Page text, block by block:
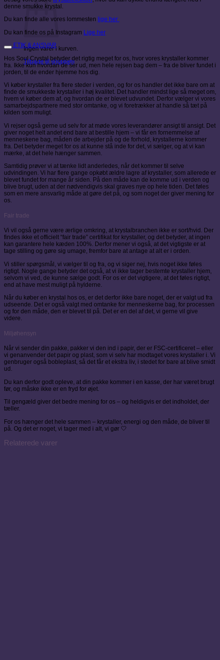
Ingen varer i kurven.
Tilbage til shoppen
denne smukke krystal.
Du kan finde alle vores lommesten lige her
Du kan finde os på Instagram Lige her
ETIK & ANSVAR
Hos Soul Crystal betyder det rigtig meget for os, hvor vores krystaller kommer
fra. Ikke kun hvordan de ser ud, men hele rejsen bag dem – fra de bliver fundet i
jorden, til de ender hjemme hos dig.
Vi køber krystaller fra flere steder i verden, og for os handler det ikke bare om at
finde de smukkeste krystaller i høj kvalitet. Det handler mindst lige så meget om,
hvem vi køber dem af, og hvordan de er blevet udvundet. Derfor vælger vi vores
samarbejdspartnere med stor omtanke, og vi foretrækker at handle så tæt på
kilden som muligt.
Vi rejser også gerne ud selv for at møde vores leverandører ansigt til ansigt. Det
giver noget helt andet end bare at bestille hjem – vi får en fornemmelse af
menneskene bag, måden de arbejder på og de forhold, krystallerne kommer
fra. Det betyder meget for os at kunne stå inde for det, vi sælger, og at vi kan
mærke, at det hele hænger sammen.
Samtidig prøver vi at tænke lidt anderledes, når det kommer til selve
udvindingen. Vi har flere gange opkøbt ældre lagre af krystaller, som allerede er
blevet fundet for mange år siden. På den måde kan de komme ud i verden og
blive brugt, uden at der nødvendigvis skal graves nye op hele tiden. Det føles
som en mere ansvarlig måde at gøre det på, og som noget der giver mening for
os.
Fair trade
Vi vil også gerne være ærlige omkring, at krystalbranchen ikke er sort/hvid. Der
findes ikke et officielt “fair trade” certifikat for krystaller, og det betyder, at ingen
kan garantere hele kæden 100%. Derfor mener vi også, at det vigtigste er at
tage stilling og gøre sig umage, fremfor bare at antage at alt er i orden.
Vi stiller spørgsmål, vi vælger til og fra, og vi siger nej, hvis noget ikke føles
rigtigt. Nogle gange betyder det også, at vi ikke tager bestemte krystaller hjem,
selvom vi ved, de kunne sælge godt. For os er det vigtigere, at det føles rigtigt,
end at have mest muligt på hylderne.
Når du køber en krystal hos os, er det derfor ikke bare noget, der er valgt ud fra
udseende. Det er også valgt med omtanke for menneskerne bag, for processen
og for den måde, den er blevet til på. Det er en del af det, vi gerne vil give
videre.
Miljøhensyn
Når vi sender din pakke, pakker vi den ind i papir, der er FSC-certificeret – eller
vi genanvender det papir og plast, som vi selv har modtaget vores krystaller i. Vi
genbruger også bobleplast, så det får et ekstra liv, i stedet for bare at blive smidt
ud.
Du kan derfor godt opleve, at din pakke kommer i en kasse, der har været brugt
før, og måske ikke er en fryd for øjet.
Til gengæld giver det bedre mening for os – og heldigvis er det indholdet, der
tæller.
For os hænger det hele sammen – krystaller, energi og den måde, de bliver til
på. Og det er noget, vi tager med i alt, vi gør 🤍
Relaterede varer